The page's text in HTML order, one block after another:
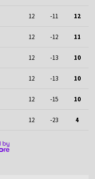
12 -11 12
12 -12 11
12 -13 10
12 -13 10
12 -15 10
12 -23 4